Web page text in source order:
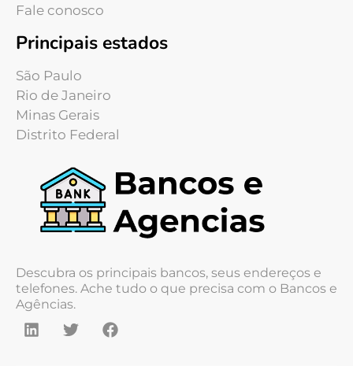
Fale conosco
Principais estados
São Paulo
Rio de Janeiro
Minas Gerais
Distrito Federal
Descubra os principais bancos, seus endereços e
telefones. Ache tudo o que precisa com o Bancos e
Agências.